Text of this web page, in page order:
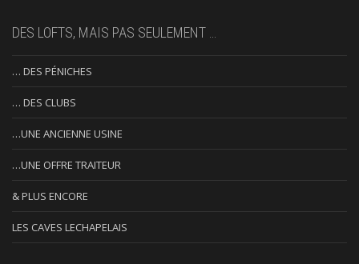
DES LOFTS, MAIS PAS SEULEMENT …
… DES PÉNICHES
… DES CLUBS
…UNE ANCIENNE USINE
…UNE OFFRE TRAITEUR
& PLUS ENCORE
LES CAVES LECHAPELAIS